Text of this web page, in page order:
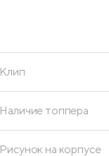
Клип
Наличие топпера
Рисунок на корпусе